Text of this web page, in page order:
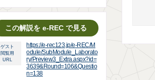
この解説を e-REC で見る
ゲスト
閲覧用
URL
https://e-rec123.jp/e-REC/M
odule/SubModule_Laborato
ry/Preview3_Extra.aspx?id=
3639&Round=106&Questio
n=138